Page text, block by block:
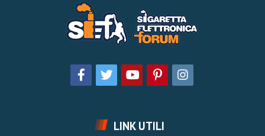
LINK UTILI